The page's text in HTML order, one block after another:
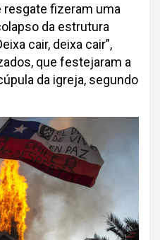
resgate fizeram uma
da estrutura
cair, deixa cair”,
que festejaram a
da igreja, segundo